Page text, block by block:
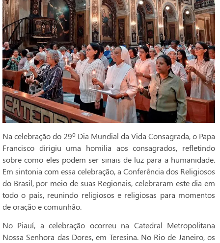
Na celebração do 29º Dia Mundial da Vida Consagrada, o Papa
Francisco dirigiu uma homilia aos consagrados, refletindo
sobre como eles podem ser sinais de luz para a humanidade.
Em sintonia com essa celebração, a Conferência dos Religiosos
do Brasil, por meio de suas Regionais, celebraram este dia em
todo o país, reunindo religiosos e religiosas para momentos
de oração e comunhão.
No Piauí, a celebração ocorreu na Catedral Metropolitana
Nossa Senhora das Dores, em Teresina. No Rio de Janeiro, os